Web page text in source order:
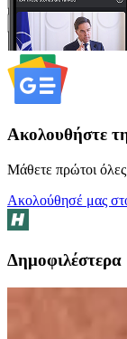
Ακολουθήστε
Μάθετε πρώτοι όλες
Ακολούθησέ μας
Δημοφιλέστερα